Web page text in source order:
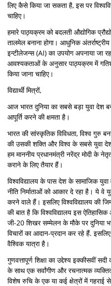
लिए कैसे किया जा सकता है, इस पर
चाहिए।
हमारे पाठ्यक्रम को बदलती औद्योगिक
तालमेल बनाना होगा। आधुनिक
इन्टीलेजन्स (AI) का उपयोग अपनाया जा
आवश्यकताओं के अनुसार पाठ्यक्रम में
किया जाना चाहिए।
विद्यार्थी मित्रों,
आज भारत दुनिया का सबसे बड़ा युवा देश
आपूर्ति करने की क्षमता है।
भारत की सांस्कृतिक विविधता, विश्व गुरु
की उसकी शक्ति और विश्व के सबसे युवा देश
हम माननीय प्रधानमंत्री नरेंद्र मोदी के
कराने के लिए तैयार हैं।
विश्वविद्यालय के पास देश के सामाजिक
नीति निर्माताओं को आकार दे रहा है। ये वे
करने वाले हैं। इसलिए विश्वविद्यालय की
की बात है कि विश्वविद्यालय इस
जी-20 शिखर सम्मेलन के मौके पर दुनिया
विचारों का आदान-प्रदान कर रहे हैं.
वैश्विक यात्रा है।
गुणवत्तापूर्ण शिक्षा का उद्देश्य इक्कीसवीं
के साथ एक सर्वांगीण और रचनात्मक
विशेष रुचि के एक या कई क्षेत्रों में गहराई